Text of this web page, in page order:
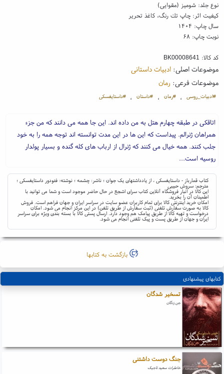
نوع جلد: شومیز (مقوایی)
کیفیت اثر: چاپ تك رنگ، کاغذ تحریر
سال چاپ: ۱۴۰۴
نوبت چاپ: ۶۸
کد کالا: BK00008641
موضوعات اصلی:ادبیات داستانی
موضوعات فرعی: رمان
#ادبیات_روسی ، #رمان ، #داستان ، #داستایفسکی
اتاقکی در طبقه چهارم هتل به من داده اند. این جا همه می دانند که من جزء
همراهان ژنرالم. پیداست که این ها در این مدت توانسته اند توجه همه را به خود
جلب کنند. همه خیال می کنند که ژنرال از ارباب های کله گنده و بسیار پولدار
روسیه است...
کتاب قمارباز - داستایفسکی ، از یادداشتهای یک جوان ؛ ناشر: چشمه ؛ نوشته: فئودور داستایفسکی ؛
مترجم: سروش حبیبی
این کالا در انبار فروشگاه آنلاین کتاب سرای اشجع در حال حاضر موجود است و شما می توانید با
اطمینان آن را بخرید.
امکان خرید اینترنتی کالا برای تمام کاربران عضو سایت در سراسر ایران و جهان فراهم است. فروش
کالا به صورت سفارش تلفنی (ثبت سفارش از طریق تلفن) در این مرکز انجام می شود. امکان
درخواست و تهیه کالا از طریق پیامک هم وجود دارد. ارسال پستی کالا با بسته بندی ویژه برای سراسر
ایران و جهان از طریق پست و پیک تلفنی انجام می شود.
بازگشت به کتابها
کتابهای پیشنهادی
تسخیر شدگان
جن زدگان
جنگ دوست داشتنی
خاطرات سعید تاجیک